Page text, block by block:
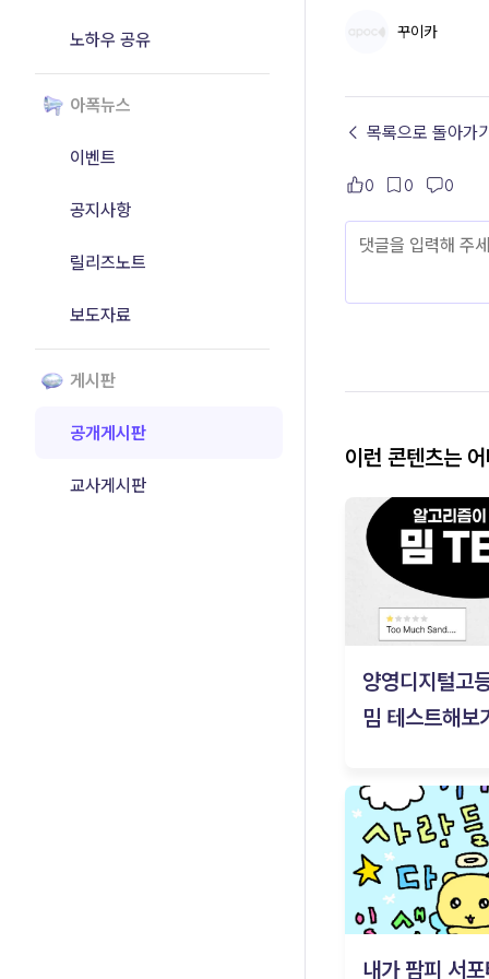
노하우 공유
아폭뉴스
이벤트
공지사항
릴리즈노트
보도자료
게시판
공개게시판
교사게시판
꾸이카
← 목록으로 돌아가기
0 0 0
이런 콘텐츠는
양영디지털고
밈 테스트해보
내가 팜피 서